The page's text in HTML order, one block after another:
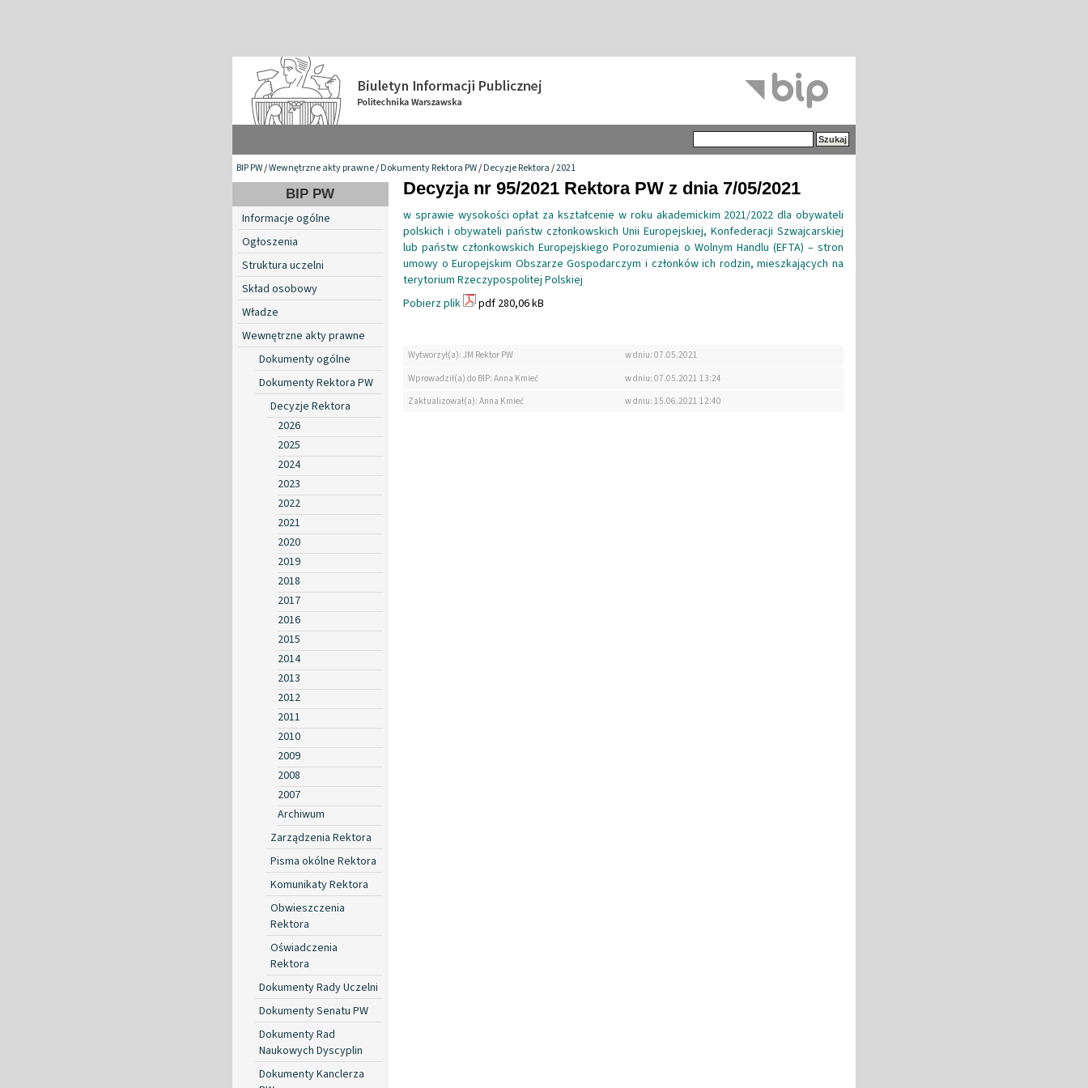
BIP PW/Wewnętrzne akty prawne/Dokumenty Rektora PW/Decyzje Rektora/2021
BIP PW
Informacje ogólne
Ogłoszenia
Struktura uczelni
Skład osobowy
Władze
Wewnętrzne akty prawne
Dokumenty ogólne
Dokumenty Rektora PW
Decyzje Rektora
2026
2025
2024
2023
2022
2021
2020
2019
2018
2017
2016
2015
2014
2013
2012
2011
2010
2009
2008
2007
Archiwum
Zarządzenia Rektora
Pisma okólne Rektora
Komunikaty Rektora
Obwieszczenia
Rektora
Oświadczenia
Rektora
Dokumenty Rady Uczelni
Dokumenty Senatu PW
Dokumenty Rad
Naukowych Dyscyplin
Dokumenty Kanclerza
Decyzja nr 95/2021 Rektora PW z dnia 7/05/2021
w sprawie wysokości opłat za kształcenie w roku akademickim 2021/2022 dla obywateli
polskich i obywateli państw członkowskich Unii Europejskiej, Konfederacji Szwajcarskiej
lub państw członkowskich Europejskiego Porozumienia o Wolnym Handlu (EFTA) – stron
umowy o Europejskim Obszarze Gospodarczym i członków ich rodzin, mieszkających na
terytorium Rzeczypospolitej Polskiej
Pobierz plik
pdf 280,06 kB
Wytworzył(a): JM Rektor PW
w dniu: 07.05.2021
Wprowadził(a) do BIP: Anna Kmieć
w dniu: 07.05.2021 13:24
Zaktualizował(a): Anna Kmieć
w dniu: 15.06.2021 12:40